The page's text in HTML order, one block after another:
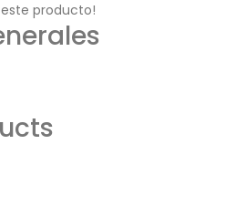
producto!